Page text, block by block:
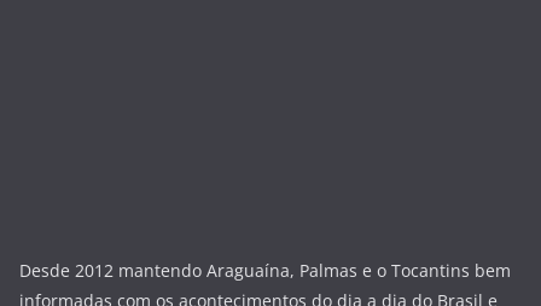
Desde 2012 mantendo Araguaína, Palmas e o Tocantins bem
informadas com os acontecimentos do dia a dia do Brasil e